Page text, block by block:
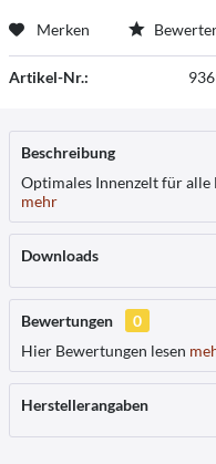
Merken
Artikel-Nr.:
Beschreibung
Optimales Innenzelt für
mehr
Downloads
Bewertungen
0
Hier Bewertungen lesen
Herstellerangaben